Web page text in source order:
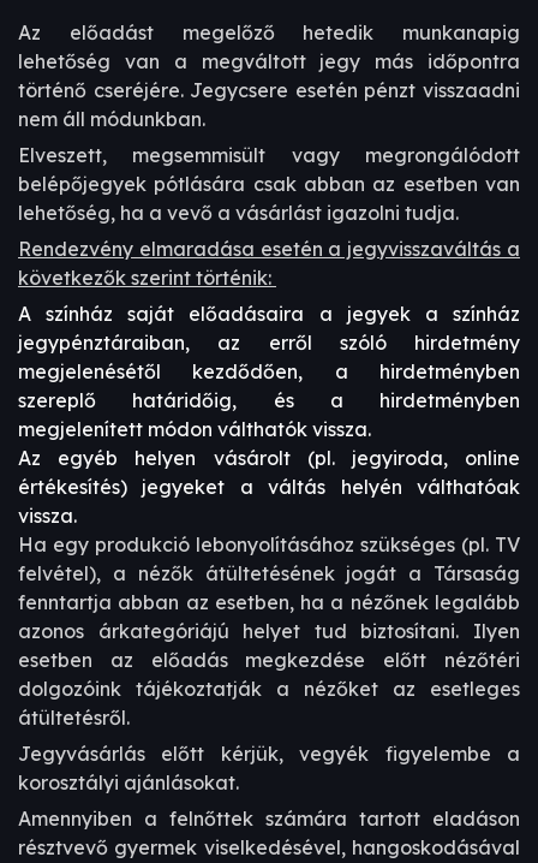
Az előadást megelőző hetedik munkanapig
lehetőség van a megváltott jegy más időpontra
történő cseréjére. Jegycsere esetén pénzt visszaadni
nem áll módunkban.
Elveszett, megsemmisült vagy megrongálódott
belépőjegyek pótlására csak abban az esetben van
lehetőség, ha a vevő a vásárlást igazolni tudja.
Rendezvény elmaradása esetén a jegyvisszaváltás a
következők szerint történik:
A színház saját előadásaira a jegyek a színház
jegypénztáraiban, az erről szóló hirdetmény
megjelenésétől kezdődően, a hirdetményben
szereplő határidőig, és a hirdetményben
megjelenített módon válthatók vissza.
Az egyéb helyen vásárolt (pl. jegyiroda, online
értékesítés) jegyeket a váltás helyén válthatóak
vissza.
Ha egy produkció lebonyolításához szükséges (pl. TV
felvétel), a nézők átültetésének jogát a Társaság
fenntartja abban az esetben, ha a nézőnek legalább
azonos árkategóriájú helyet tud biztosítani. Ilyen
esetben az előadás megkezdése előtt nézőtéri
dolgozóink tájékoztatják a nézőket az esetleges
átültetésről.
Jegyvásárlás előtt kérjük, vegyék figyelembe a
korosztályi ajánlásokat.
Amennyiben a felnőttek számára tartott eladáson
résztvevő gyermek viselkedésével, hangoskodásával